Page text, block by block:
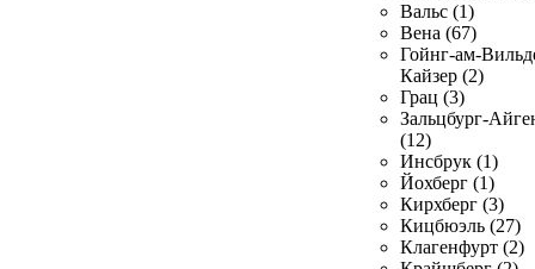
Вальс (1)
Вена (67)
Гойнг-ам-
Кайзер (2)
Грац (3)
Зальцбург-
(12)
Инсбрук (1)
Йохберг (1)
Кирхберг (3)
Кицбюэль (27)
Клагенфурт (2)